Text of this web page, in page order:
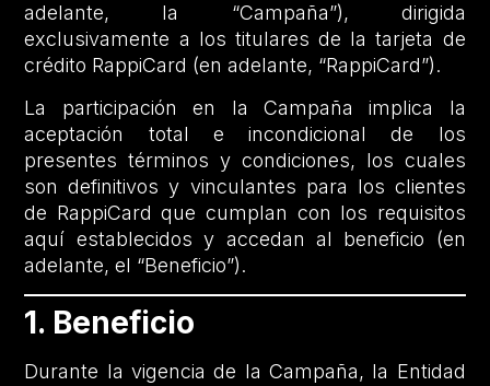
adelante, la “Campaña”), dirigida
exclusivamente a los titulares de la tarjeta de
crédito RappiCard (en adelante, “RappiCard”).
La participación en la Campaña implica la
aceptación total e incondicional de los
presentes términos y condiciones, los cuales
son definitivos y vinculantes para los clientes
de RappiCard que cumplan con los requisitos
aquí establecidos y accedan al beneficio (en
adelante, el “Beneficio”).
1. Beneficio
Durante la vigencia de la Campaña, la Entidad